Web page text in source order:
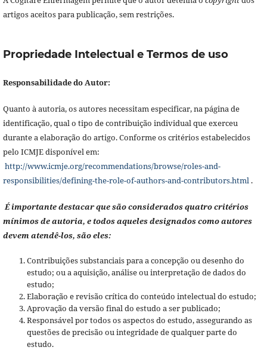
artigos aceitos para publicação, sem restrições.
Propriedade Intelectual e Termos de uso
Responsabilidade do Autor:
Quanto à autoria, os autores necessitam especificar, na página de
identificação, qual o tipo de contribuição individual que exerceu
durante a elaboração do artigo. Conforme os critérios estabelecidos
pelo ICMJE disponível em:
http://www.icmje.org/recommendations/browse/roles-and-
responsibilities/defining-the-role-of-authors-and-contributors.html.
É importante destacar que são considerados quatro critérios
mínimos de autoria, e todos aqueles designados como autores
devem atendê-los, são eles:
Contribuições substanciais para a concepção ou desenho do
estudo; ou a aquisição, análise ou interpretação de dados do
estudo;
Elaboração e revisão crítica do conteúdo intelectual do estudo;
Aprovação da versão final do estudo a ser publicado;
Responsável por todos os aspectos do estudo, assegurando as
questões de precisão ou integridade de qualquer parte do
estudo.